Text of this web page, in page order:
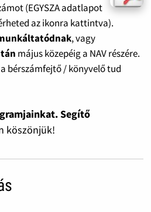
(EGYSZA adatlapot
az ikonra kattintva).
, vagy
május közepéig a NAV részére.
bérszámfejtő / könyvelő tud
Segítő
köszönjük!